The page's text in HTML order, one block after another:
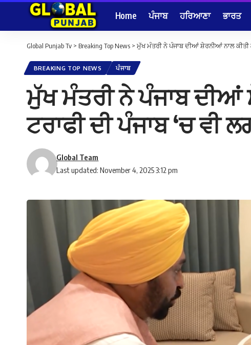
Home ਪੰਜਾਬ ਹਰਿਆਣਾ ਭਾਰਤ
Global Punjab Tv > Breaking Top News > ਮੁੱਖ ਮੰਤਰੀ ਨੇ ਪੰਜਾਬ ਦੀਆਂ ਸ਼ੇਰਨੀਆਂ ਨਾਲ ਕੀਤੀ
BREAKING TOP NEWS ਪੰਜਾਬ
ਮੁੱਖ ਮੰਤਰੀ ਨੇ ਪੰਜਾਬ ਦੀਆਂ
ਟਰਾਫੀ ਦੀ ਪੰਜਾਬ ‘ਚ ਵੀ
Last updated: November 4, 2025 3:12 pm
Global Team